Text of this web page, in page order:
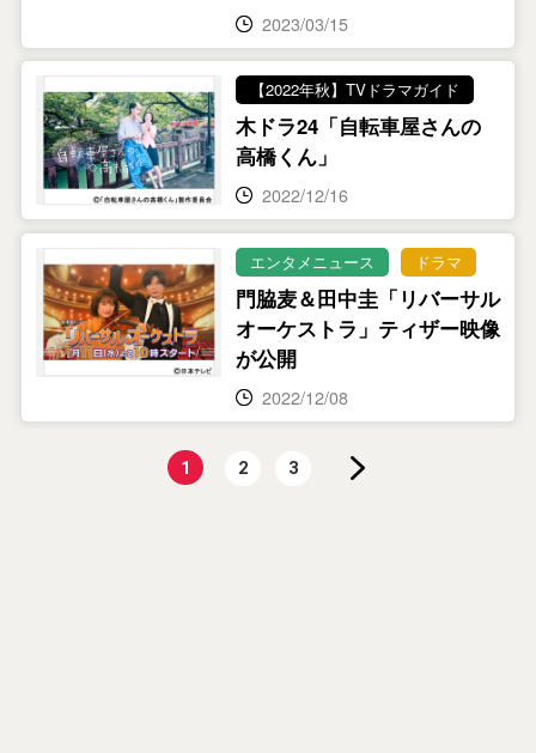
2023/03/15
【2022年秋】TVドラマガイド
木ドラ24「自転車屋さんの
高橋くん」
2022/12/16
エンタメニュース ドラマ
門脇麦＆田中圭「リバーサル
オーケストラ」ティザー映像
が公開
2022/12/08
1 2 3